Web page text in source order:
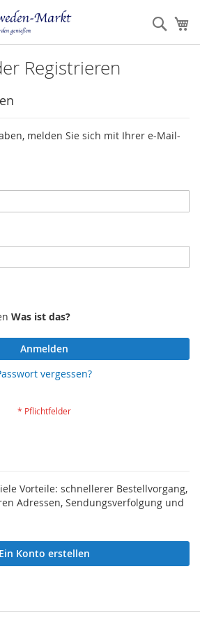
Registrieren
melden Sie sich mit Ihrer e-Mail-
Was ist das?
Anmelden
vergessen?
Vorteile: schnellerer Bestellvorgang,
Adressen, Sendungsverfolgung und
Ein Konto erstellen